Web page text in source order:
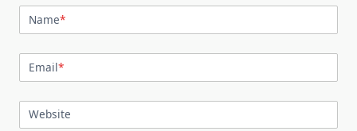
Name*
Email*
Website